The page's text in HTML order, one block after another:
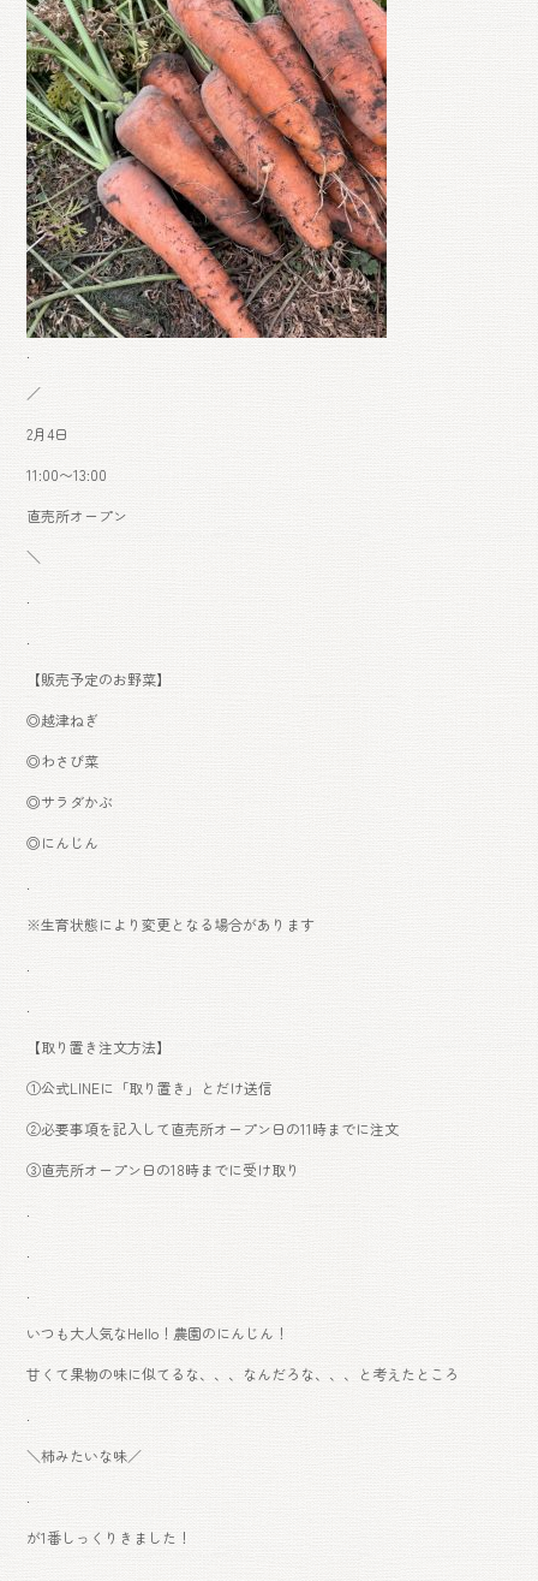
／
2月4日
11:00〜13:00
直売所オープン
＼
【販売予定のお野菜】
◎越津ねぎ
◎わさび菜
◎サラダかぶ
◎にんじん
.
※生育状態により変更となる場合があります
【取り置き注文方法】
①公式LINEに「取り置き」とだけ送信
②必要事項を記入して直売所オープン日の11時までに注文
③直売所オープン日の18時までに受け取り
.
いつも大人気なHello！農園のにんじん！
甘くて果物の味に似てるな、、、なんだろな、、、と考えたところ
＼柿みたいな味／
が1番しっくりきました！